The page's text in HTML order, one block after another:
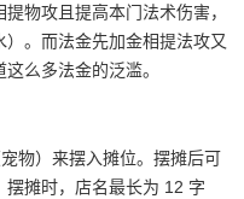
物攻且提高本门法术伤害，
。而法金先加金相提法攻又
么多法金的泛滥。
物）来摆入摊位。摆摊后可
摊时，店名最长为 12 字